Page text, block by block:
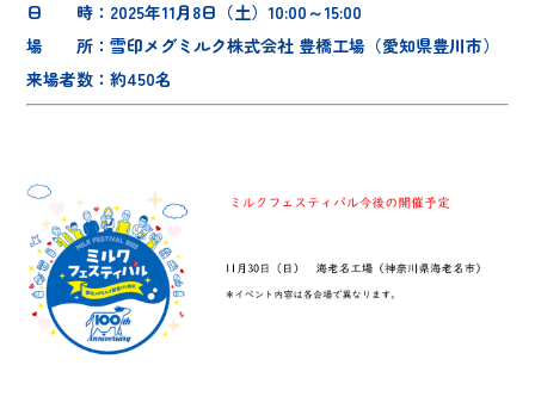
日 時：2025年11月8日（土）10:00～15:00
場 所：雪印メグミルク株式会社 豊橋工場（愛知県豊川市）
来場者数：約450名